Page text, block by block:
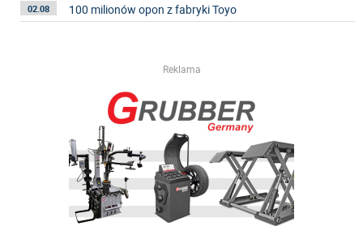
02.08 100 milionów opon z fabryki Toyo
Reklama